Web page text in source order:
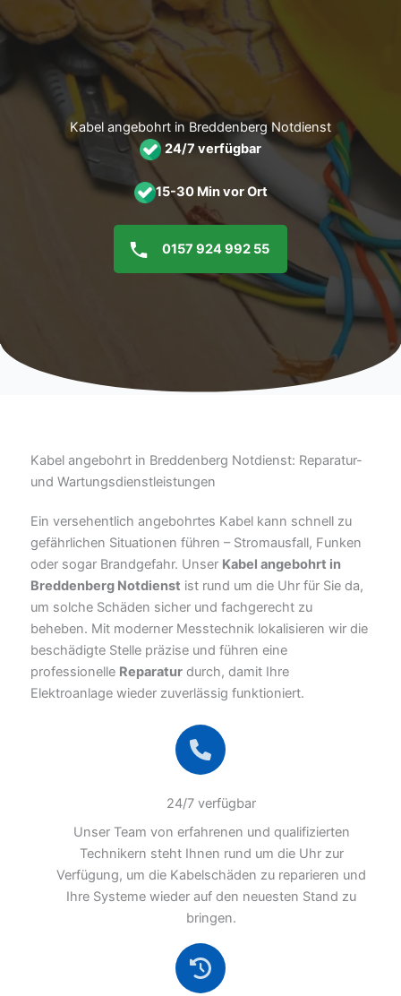
Inhalt
Kabel angebohrt in Breddenberg Notdienst
24/7 verfügbar
15-30 Min vor Ort
0157 924 992 55
Kabel angebohrt in Breddenberg Notdienst: Reparatur-
und Wartungsdienstleistungen
Ein versehentlich angebohrtes Kabel kann schnell zu
gefährlichen Situationen führen – Stromausfall, Funken
oder sogar Brandgefahr. Unser Kabel angebohrt in
Breddenberg Notdienst ist rund um die Uhr für Sie da,
um solche Schäden sicher und fachgerecht zu
beheben. Mit moderner Messtechnik lokalisieren wir die
beschädigte Stelle präzise und führen eine
professionelle Reparatur durch, damit Ihre
Elektroanlage wieder zuverlässig funktioniert.
24/7 verfügbar
Unser Team von erfahrenen und qualifizierten
Technikern steht Ihnen rund um die Uhr zur
Verfügung, um die Kabelschäden zu reparieren und
Ihre Systeme wieder auf den neuesten Stand zu
bringen.